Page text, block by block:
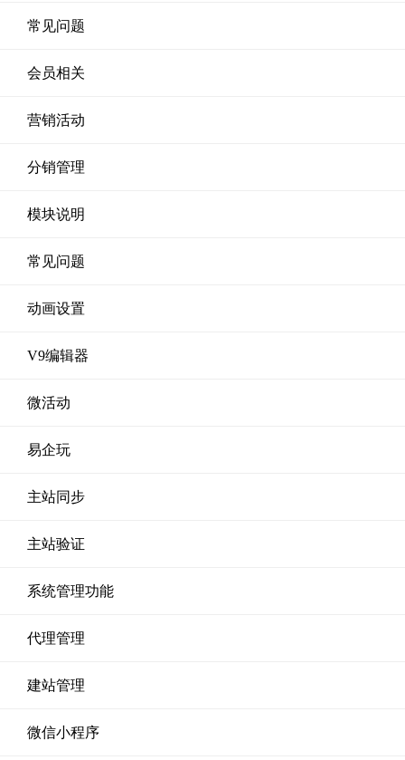
常见问题
会员相关
营销活动
分销管理
模块说明
常见问题
动画设置
V9编辑器
微活动
易企玩
主站同步
主站验证
系统管理功能
代理管理
建站管理
微信小程序